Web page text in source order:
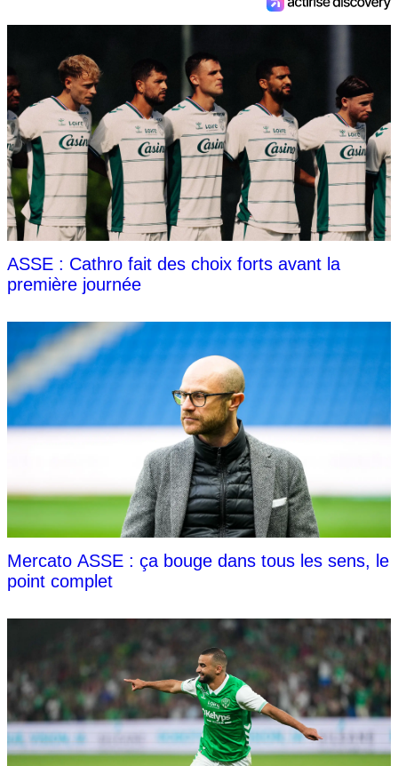
ASSE : Cathro fait des choix forts avant la
première journée
Mercato ASSE : ça bouge dans tous les sens, le
point complet